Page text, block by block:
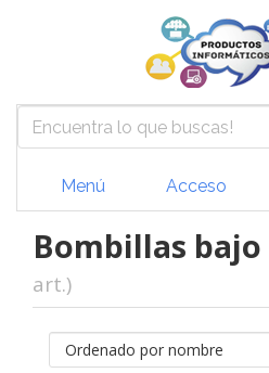
Menú Acceso
Bombillas
art.)